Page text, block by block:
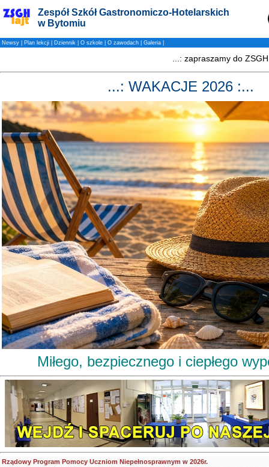
Zespół Szkół Gastronomiczo-Hotelarskich
w Bytomiu
Newsy Plan lekcji Dziennik O szkole O zawodach Galeria
...: WAKACJE 2026 :...
Miłego, bezpiecznego i ciepłego
Rządowy Program Pomocy Uczniom Niepełnosprawnym w 2026r.